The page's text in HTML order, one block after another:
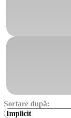
Sortare după: